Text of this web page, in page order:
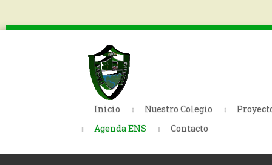
Inicio Nuestro Colegio
Agenda ENS
Contacto